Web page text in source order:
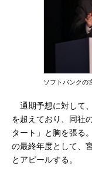
ソフトバンクの
通期予想に対して
を超えており、同社
タート」と胸を張る
の最終年度として、
とアピールする。